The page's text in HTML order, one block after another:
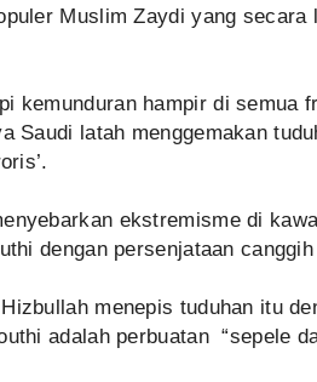
Muslim Zaydi yang
kemunduran hampir di semua
Saudi latah menggemakan
ekstremisme di
dengan persenjataan
menepis tuduhan itu
adalah perbuatan “sepele